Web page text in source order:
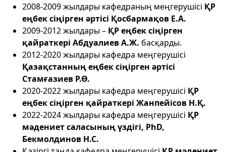
2008-2009 жылдары кафедраның меңгерушісі ҚР
еңбек сіңірген әртісі Қосбармақов Е.А.
2009-2012 жылдары – ҚРеңбек сіңірген
қайраткері Абдуалиев А.Ж. басқарды.
2012-2020 жылдары кафедра меңгерушісі
Қазақстанның еңбек сіңірген әртісі
Стамғазиев Р.Ө.
2020-2022 жылдары кафедра меңгерушісі ҚР
еңбек сіңірген қайраткері Жанпейісов Н.Қ.
2022-2024 жылдары кафедра меңгерушісі ҚР
мәдениет саласының үздігі, PhD,
Бекмолдинов Н.С.